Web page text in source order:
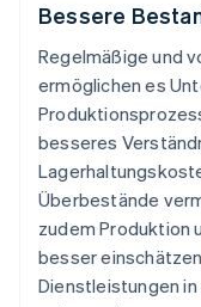
Bessere
Regelmäßige und
ermöglichen es
besseres
Überbestände
zudem Produktion
besser
Dienstleistungen